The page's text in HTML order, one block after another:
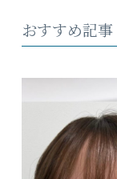
おすすめ記事